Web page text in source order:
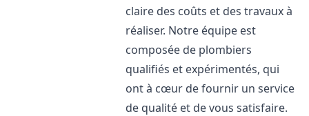
claire des coûts et des travaux à
réaliser. Notre équipe est
composée de plombiers
qualifiés et expérimentés, qui
ont à cœur de fournir un service
de qualité et de vous satisfaire.